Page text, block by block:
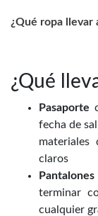
¿Qué ropa llevar
¿Qué
Pasaporte
fecha de
claros
terminar
cualquier